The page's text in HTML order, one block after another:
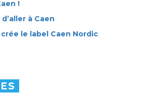
!
à Caen
le label Caen Nordic